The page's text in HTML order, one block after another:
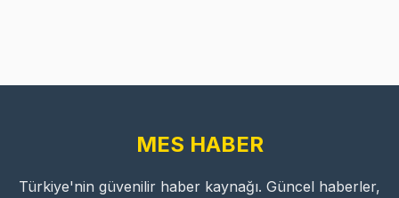
MES HABER
Türkiye'nin güvenilir haber kaynağı. Güncel haberler,